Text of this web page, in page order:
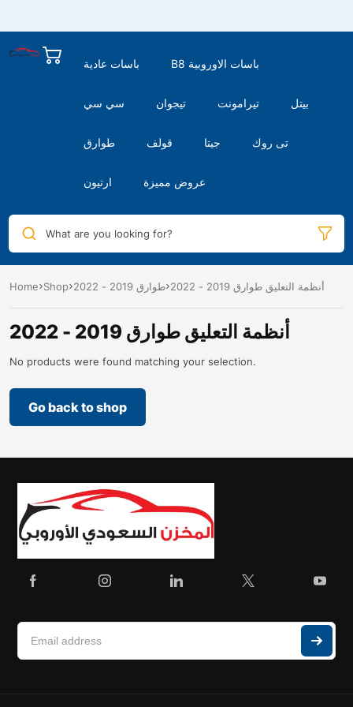
باسات عادية B8 باسات الاوروبية
سي سي تيجوان تيرامونت بيتل
طوارق قولف جيتا تى روك
ارتيون عروض مميزة
What are you looking for?
Home Shop طوارق 2019 - 2022 أنظمة التعليق طوارق 2019 - 2022
أنظمة التعليق طوارق 2019 - 2022
No products were found matching your selection.
Go back to shop